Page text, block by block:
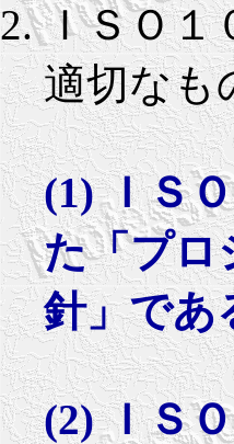
ＩＳＯ１
適切なも
(1) ＩＳ
た「プロ
針」であ
(2) ＩＳ